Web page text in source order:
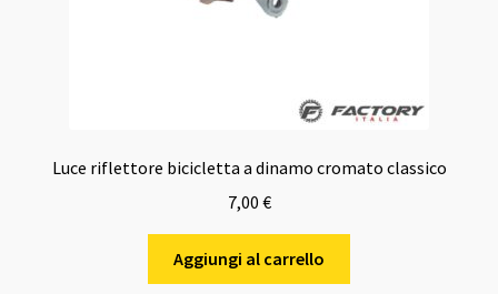
Luce riflettore bicicletta a dinamo cromato classico
7,00 €
Aggiungi al carrello